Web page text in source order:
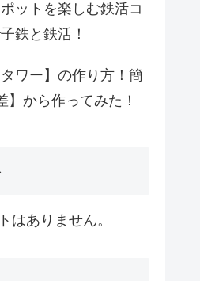
ットを楽しむ鉄活コ
鉄と鉄活！
ワー】の作り方！簡
】から作ってみた！
はありません。